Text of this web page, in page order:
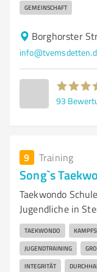
GEMEINSCHAFT
Borghorster
93
9 Training
Song`s
Taekwondo
Jugendliche in
TAEKWONDO
JUGENDTRAINING
INTEGRITÄT